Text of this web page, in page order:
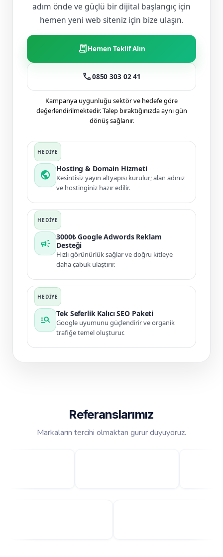
adım önde ve güçlü bir dijital başlangıç için
hemen yeni web siteniz için bize ulaşın.
receipt_longHemen Teklif Alın
call0850 303 02 41
Kampanya uygunluğu sektör ve hedefe göre
değerlendirilmektedir. Talep bıraktığınızda aynı gün
dönüş sağlanır.
public
Hosting & Domain Hizmeti
Kesintisiz yayın altyapısı kurulur; alan adınız
ve hostinginiz hazır edilir.
campaign
3000₺ Google Adwords Reklam
Desteği
Hızlı görünürlük sağlar ve doğru kitleye
daha çabuk ulaştırır.
manage_search
Tek Seferlik Kalıcı SEO Paketi
Google uyumunu güçlendirir ve organik
trafiğe temel oluşturur.
Referanslarımız
Markaların tercihi olmaktan gurur duyuyoruz.